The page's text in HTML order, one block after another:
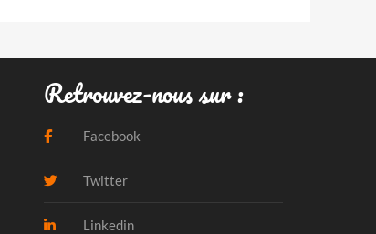
Retrouvez-nous sur :
Facebook
Twitter
Linkedin